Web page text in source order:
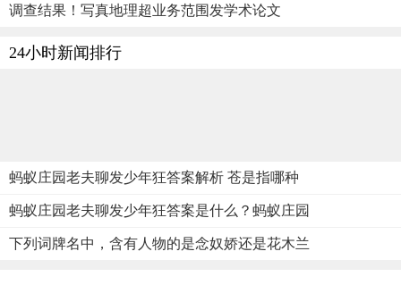
调查结果！写真地理超业务范围发学术论文
24小时新闻排行
蚂蚁庄园老夫聊发少年狂答案解析 苍是指哪种
蚂蚁庄园老夫聊发少年狂答案是什么？蚂蚁庄园
下列词牌名中，含有人物的是念奴娇还是花木兰